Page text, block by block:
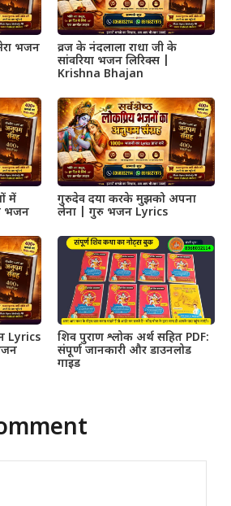
भजन
व्रज के नंदलाला राधा जी के
सांवरिया भजन लिरिक्स |
Krishna Bhajan
में
भजन
गुरुदेव दया करके मुझको अपना
लेना | गुरु भजन Lyrics
शिव पुराण श्लोक अर्थ सहित PDF:
संपूर्ण जानकारी और डाउनलोड
गाइड